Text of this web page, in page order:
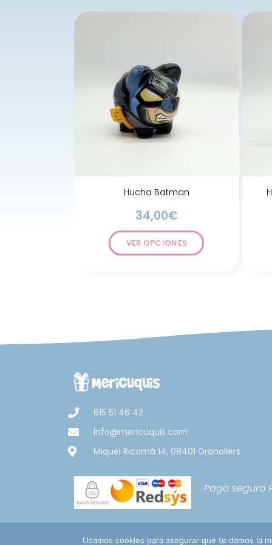
Hucha Batman
34,00€
VER OPCIONES
615 51 46 42
info@mericuquis.com
Miquel Ricomà 14, 08401 Granollers
Pago seguro
Usamos cookies para asegurar que te damos la